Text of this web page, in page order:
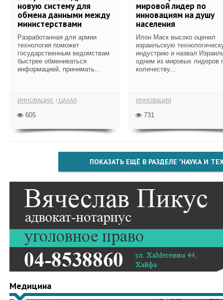
новую систему для
обмена данными между
министерствами
Разработанная для армии
технология поможет
государственным ведомствам
быстрее обмениваться
информацией, принимать...
ИННОВАЦИИ ЦАХАЛ
605
мировой лидер по
инновациям на душу
населения
Илон Маск высоко оценил
израильскую
индустрию и назвал
одним из мировых лидеров
количеству...
ИННОВАЦИИ
731
ПОКАЗАТЬ ЕЩЁ В РАЗДЕЛЕ "НАУКА И
Медицина